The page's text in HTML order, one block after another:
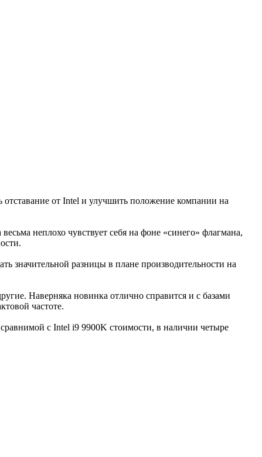
от Intel и улучшить положение компании на
неплохо чувствует себя на фоне «синего» флагмана,
значительной разницы в плане производительности на
Наверняка новинка отлично справится и с базами
частоте.
с Intel i9 9900K стоимости, в наличии четыре